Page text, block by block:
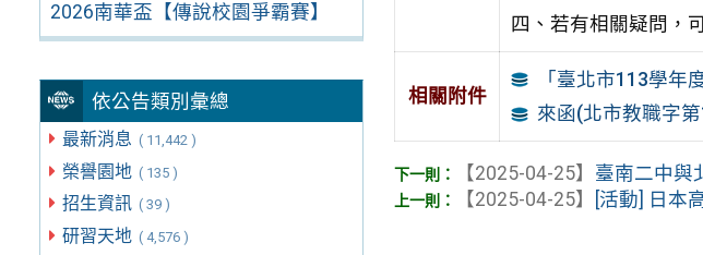
2026南華盃【傳說校園爭霸賽】
依公告類別彙總
最新消息 ( 11,442 )
榮譽園地 ( 135 )
招生資訊 ( 39 )
研習天地 ( 4,576 )
四、若有相關疑問，
相關附件
「臺北市113學年
來函(北市教職字
【2025-04-25】 臺南二中與
【2025-04-25】
[活動] 日本